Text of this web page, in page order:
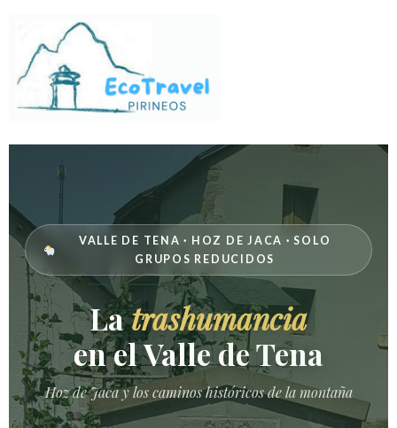
VALLE DE TENA · HOZ DE JACA · SOLO
GRUPOS REDUCIDOS
Latrashumancia
en el Valle de Tena
Hoz de Jaca y los caminos históricos de la montaña